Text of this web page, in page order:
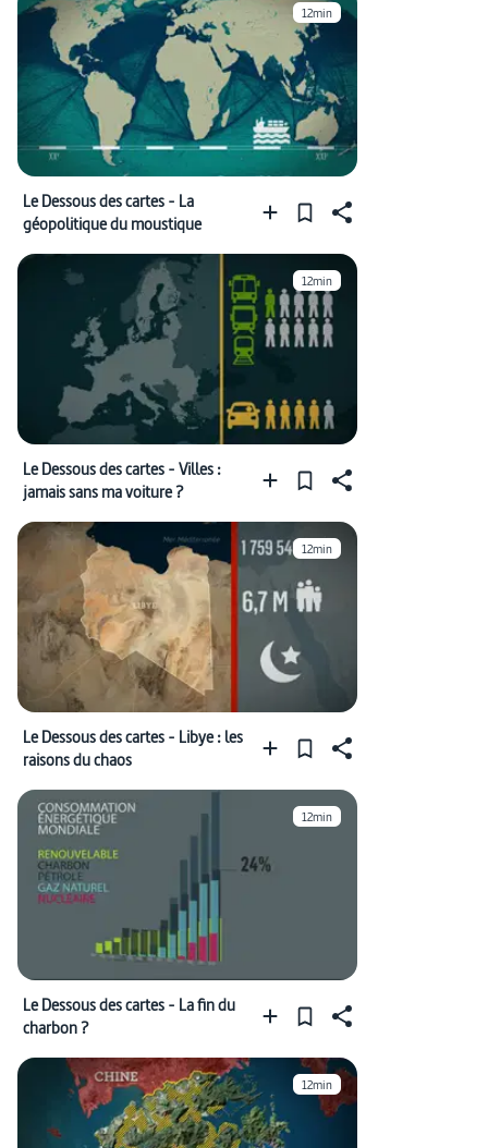
12min
Le Dessous des cartes - La
géopolitique du moustique
12min
Le Dessous des cartes - Villes :
jamais sans ma voiture ?
12min
Le Dessous des cartes - Libye : les
raisons du chaos
12min
Le Dessous des cartes - La fin du
charbon ?
12min